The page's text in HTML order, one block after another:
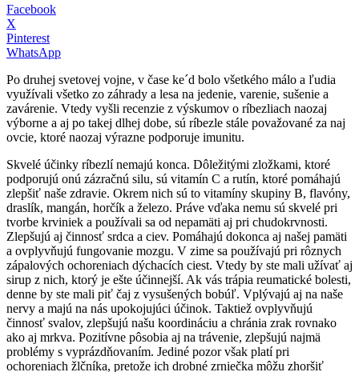
Facebook
X
Pinterest
WhatsApp
Po druhej svetovej vojne, v čase ke´d bolo všetkého málo a ľudia
využívali všetko zo záhrady a lesa na jedenie, varenie, sušenie a
zavárenie. Vtedy vyšli recenzie z výskumov o ríbezliach naozaj
výborne a aj po takej dlhej dobe, sú ríbezle stále považované za naj
ovcie, ktoré naozaj výrazne podporuje imunitu.
Skvelé účinky ríbezlí nemajú konca. Dôležitými zložkami, ktoré
podporujú onú zázračnú silu, sú vitamín C a rutín, ktoré pomáhajú
zlepšiť naše zdravie. Okrem nich sú to vitamíny skupiny B, flavóny,
draslík, mangán, horčík a železo. Práve vďaka nemu sú skvelé pri
tvorbe krviniek a používali sa od nepamäti aj pri chudokrvnosti.
Zlepšujú aj činnosť srdca a ciev. Pomáhajú dokonca aj našej pamäti
a ovplyvňujú fungovanie mozgu. V zime sa používajú pri rôznych
zápalových ochoreniach dýchacích ciest. Vtedy by ste mali užívať aj
sirup z nich, ktorý je ešte účinnejší. Ak vás trápia reumatické bolesti,
denne by ste mali piť čaj z vysušených bobúľ. Vplývajú aj na naše
nervy a majú na nás upokojujúci účinok. Taktiež ovplyvňujú
činnosť svalov, zlepšujú našu koordináciu a chránia zrak rovnako
ako aj mrkva. Pozitívne pôsobia aj na trávenie, zlepšujú najmä
problémy s vyprázdňovaním. Jediné pozor však platí pri
ochoreniach žlčníka, pretože ich drobné zrniečka môžu zhoršiť